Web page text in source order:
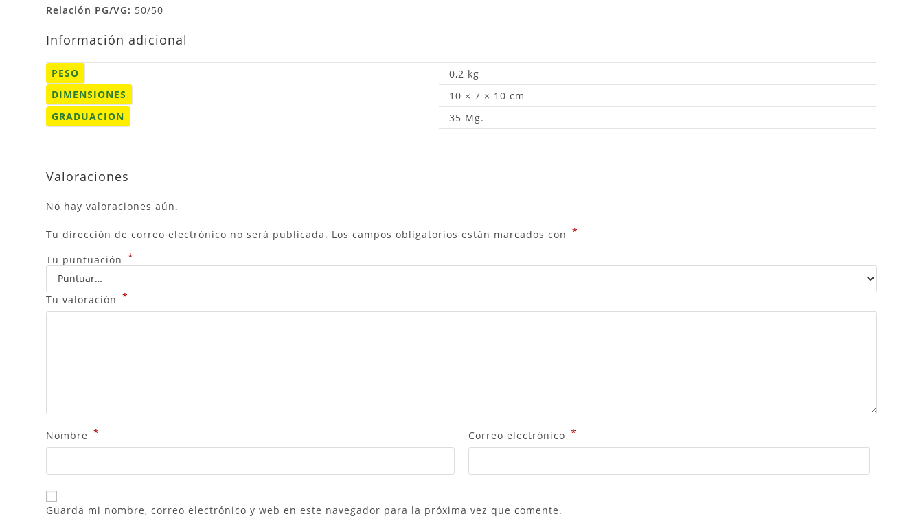
Relación PG/VG: 50/50
Información adicional
PESO
0,2 kg
DIMENSIONES
10 × 7 × 10 cm
GRADUACION
35 Mg.
Valoraciones
No hay valoraciones aún.
Tu dirección de correo electrónico no será publicada. Los campos obligatorios están marcados con *
Tu puntuación *
Tu valoración *
Nombre * Correo electrónico *
Guarda mi nombre, correo electrónico y web en este navegador para la próxima vez que comente.